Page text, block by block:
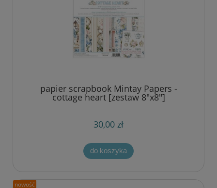
papier scrapbook Mintay Papers -
cottage heart [zestaw 8"x8"]
30,00 zł
do koszyka
nowość